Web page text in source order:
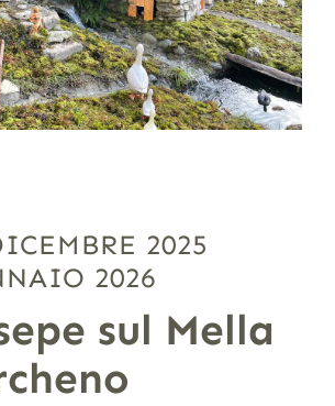
2025
2026
sul Mella